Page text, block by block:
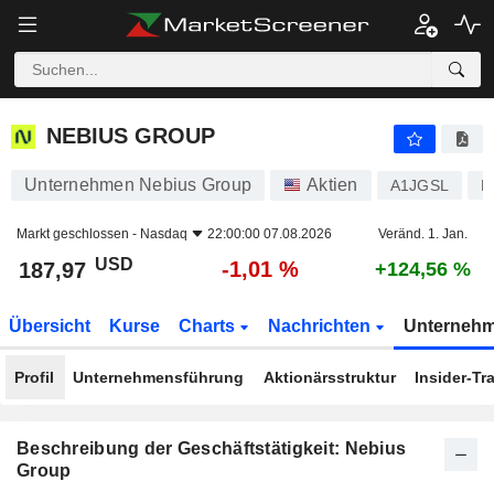
NEBIUS GROUP
NEBIUS GROUP
Unternehmen Nebius Group Aktien A1JGSL
Markt geschlossen - Nasdaq 22:00:00 07.08.2026 Veränd. 1. Jan.
187,97 USD -1,01 % +124,56 %
Übersicht Kurse Charts Nachrichten
Profil Unternehmensführung Aktionärsstruktur Insider-
Beschreibung der Geschäftstätigkeit: Nebius
Group